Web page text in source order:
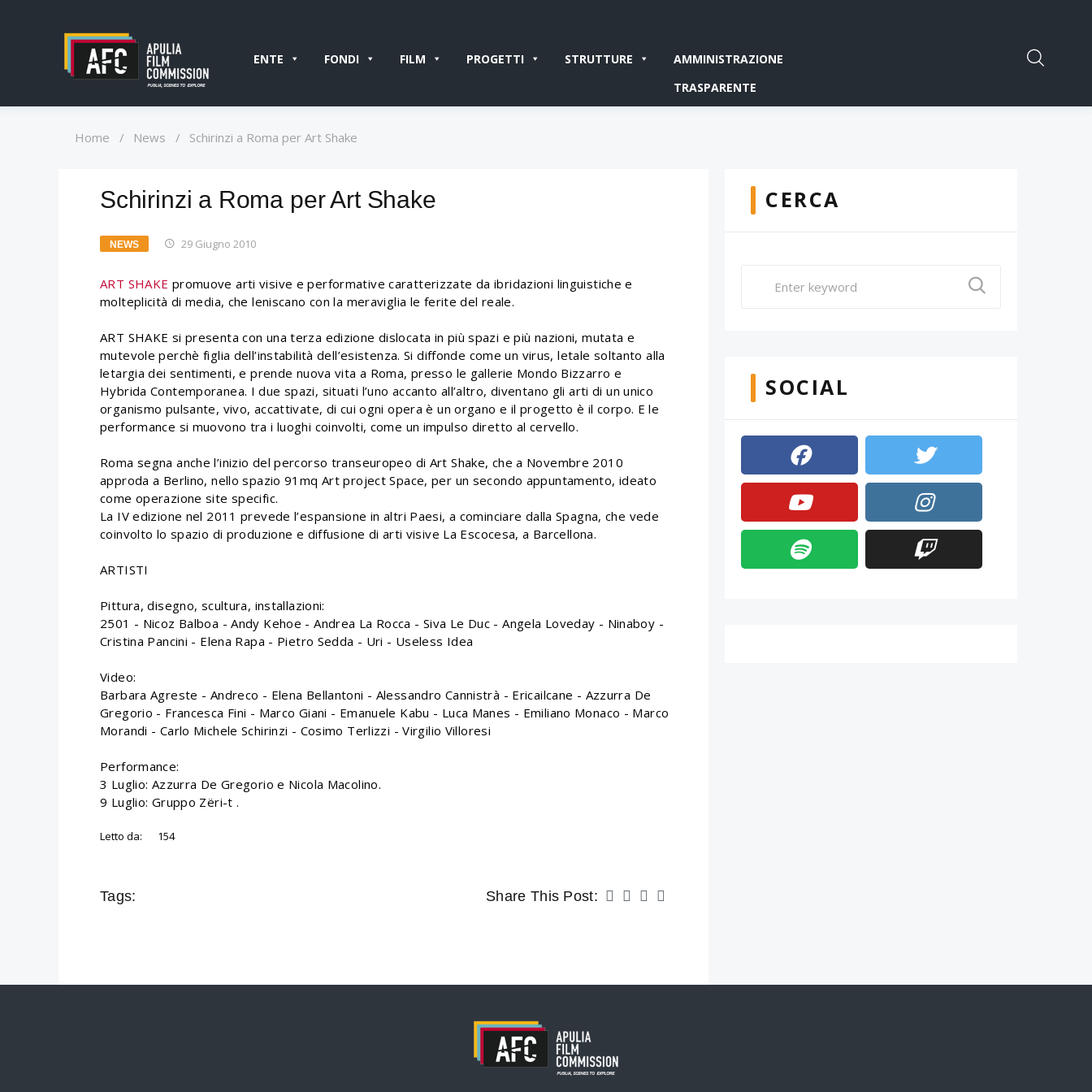
ENTE FONDI FILM PROGETTI STRUTTURE
AMMINISTRAZIONE
TRASPARENTE
Home / News / Schirinzi a Roma per Art Shake
Schirinzi a Roma per Art Shake
NEWS 29 Giugno 2010
ART SHAKE promuove arti visive e performative caratterizzate da ibridazioni linguistiche e
molteplicità di media, che leniscano con la meraviglia le ferite del reale.
ART SHAKE si presenta con una terza edizione dislocata in più spazi e più nazioni, mutata e
mutevole perchè figlia dell’instabilità dell’esistenza. Si diffonde come un virus, letale soltanto alla
letargia dei sentimenti, e prende nuova vita a Roma, presso le gallerie Mondo Bizzarro e
Hybrida Contemporanea. I due spazi, situati l’uno accanto all’altro, diventano gli arti di un unico
organismo pulsante, vivo, accattivate, di cui ogni opera è un organo e il progetto è il corpo. E le
performance si muovono tra i luoghi coinvolti, come un impulso diretto al cervello.
Roma segna anche l’inizio del percorso transeuropeo di Art Shake, che a Novembre 2010
approda a Berlino, nello spazio 91mq Art project Space, per un secondo appuntamento, ideato
come operazione site specific.
La IV edizione nel 2011 prevede l’espansione in altri Paesi, a cominciare dalla Spagna, che vede
coinvolto lo spazio di produzione e diffusione di arti visive La Escocesa, a Barcellona.
ARTISTI
Pittura, disegno, scultura, installazioni:
2501 - Nicoz Balboa - Andy Kehoe - Andrea La Rocca - Siva Le Duc - Angela Loveday - Ninaboy -
Cristina Pancini - Elena Rapa - Pietro Sedda - Uri - Useless Idea
Video:
Barbara Agreste - Andreco - Elena Bellantoni - Alessandro Cannistrà - Ericailcane - Azzurra De
Gregorio - Francesca Fini - Marco Giani - Emanuele Kabu - Luca Manes - Emiliano Monaco - Marco
Morandi - Carlo Michele Schirinzi - Cosimo Terlizzi - Virgilio Villoresi
Performance:
3 Luglio: Azzurra De Gregorio e Nicola Macolino.
9 Luglio: Gruppo Zëri-t .
Letto da: 154
Tags: Share This Post:
CERCA
SOCIAL